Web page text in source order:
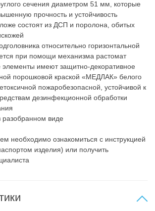
сечения диаметром 51 мм, которые
прочность и устойчивость
состоят из ДСП и поролона, обитых
относительно горизонтальной
при помощи механизма растомат
элементы имеют защитно-декоративное
порошковой краской «МЕДЛАК» белого
пожаробезопасной, устойчивой к
дезинфекционной обработки
разобранном виде
необходимо ознакомиться с инструкцией
изделия) или получить